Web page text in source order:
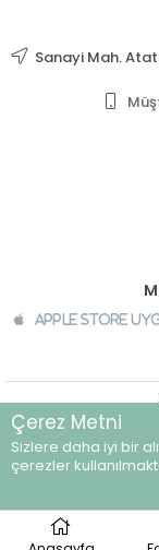
Sanayi Mah.
Apple Store
©
Çerez Metni
Sizlere daha iyi bir
çerezler